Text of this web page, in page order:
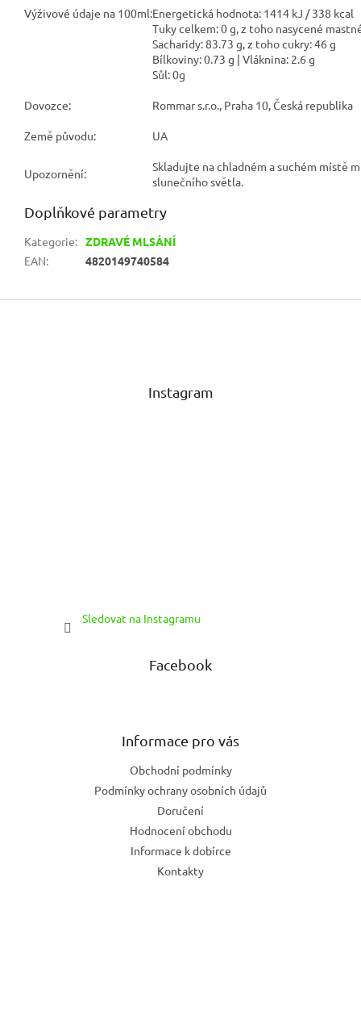
Výživové údaje na 100ml:Energetická hodnota: 1414 kJ / 338 kcal
Tuky celkem: 0 g, z toho nasycené
Sacharidy: 83.73 g, z toho cukry: 46 g
Bílkoviny: 0.73 g | Vláknina: 2.6 g
Sůl: 0g
Dovozce: Rommar s.r.o., Praha 10, Česká republika
Země původu: UA
Upozornění:
Skladujte na chladném a suchém místě
slunečního světla.
Doplňkové parametry
Kategorie: ZDRAVÉ MLSÁNÍ
EAN: 4820149740584
Z
Instagram
Sledovat na Instagramu
Facebook
Informace pro vás
Obchodní podmínky
Podmínky ochrany osobních údajů
Doručení
Hodnocení obchodu
Informace k dobírce
Kontakty